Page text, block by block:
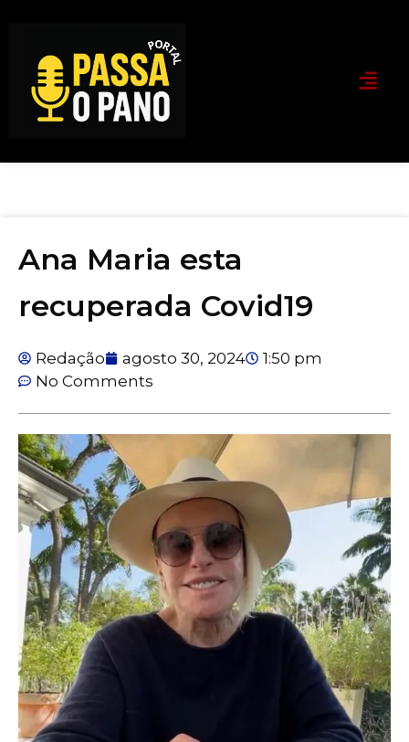
Ana Maria esta
recuperada Covid19
Redação agosto 30, 2024
1:50 pm
No Comments